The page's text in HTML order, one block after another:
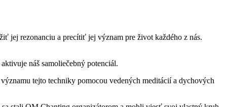
jej rezonanciu a precítiť jej význam pre život každého z nás.
náš samoliečebný potenciál.
tejto techniky pomocou vedených meditácií a dychových